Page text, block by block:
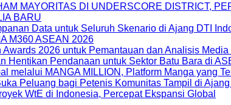
MAYORITAS DI UNDERSCORE DISTRICT,
BARU
Data untuk Seluruh Skenario di Ajang DTI
M360 ASEAN 2026
2026 untuk Pemantauan dan Analisis
Hentikan Pendanaan untuk Sektor Batu Bara di
melalui MANGA MILLION, Platform Manga yang
Peluang bagi Petenis Komunitas Tampil di
WtE di Indonesia, Percepat Ekspansi Global